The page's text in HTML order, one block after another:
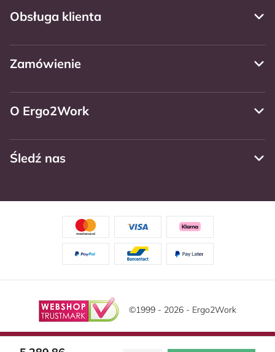
Obsługa klienta
Zamówienie
O Ergo2Work
Śledź nas
©1999 - 2026 - Ergo2Work